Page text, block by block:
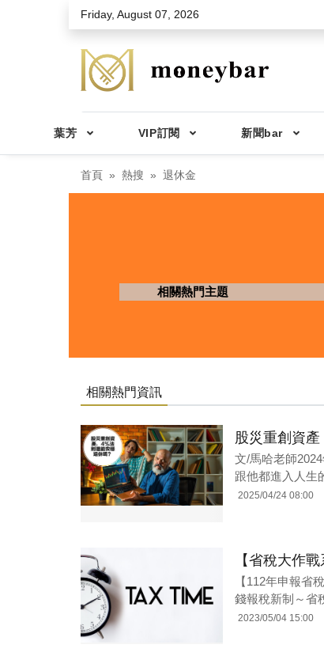
Skip to main contentFriday, August 07, 2026
葉芳 VIP訂閱 新聞bar
首頁 熱搜 退休金
相關熱門主題
相關熱門資訊
股災重創資
文/馬哈老師
跟他都進入人生
2025/04/24 08:00
【省稅大作
【112年申報省
錢報稅新制～省
2023/05/04 15:00